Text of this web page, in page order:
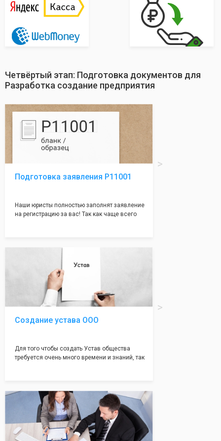
Четвёртый этап: Подготовка документов для
Разработка создание предприятия
Подготовка заявления Р11001
Наши юристы полностью заполнят заявление
на регистрацию за вас! Так как чаще всего
большая часть отказов - наши юристы с
оформление самого сложного документа на
себя! Многолетний опыт работы наших
юристов позволяет оформлять заявление без
ошибок, тем самым гарантируя вам
успешную регистрацию в налоговой
Создание устава ООО
Для того чтобы создать Устав общества
требуется очень много времени и знаний, так
Наша компания предоставит вам свой
уникальный Устав Общества, который
подойдет для любой компании. Устав,
сделанный нашими профессиональными
юристами, успешно проходит регистрацию в
налоговой инспекции!